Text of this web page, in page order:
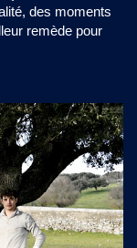
des moments
remède pour